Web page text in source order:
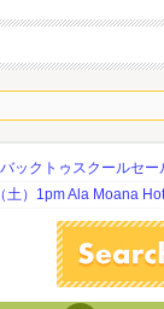
ックトゥスクールセー
）1pm Ala Moana